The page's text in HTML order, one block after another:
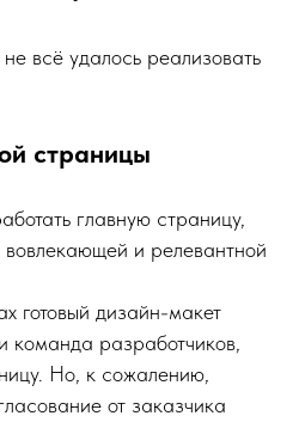
всё удалось реализовать
страницы
главную страницу,
вовлекающей и релевантной
готовый дизайн-макет
команда разработчиков,
Но, к сожалению,
от заказчика